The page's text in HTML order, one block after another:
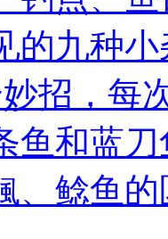
的九种
招，每
鱼和蓝
、鲶鱼